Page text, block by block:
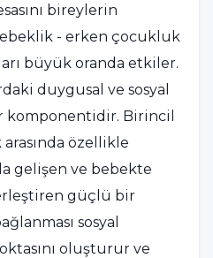
bireylerin
- erken çocukluk
büyük oranda etkiler.
duygusal ve sosyal
komponentidir. Birincil
özellikle
gelişen ve bebekte
güçlü bir
sosyal
oluşturur ve